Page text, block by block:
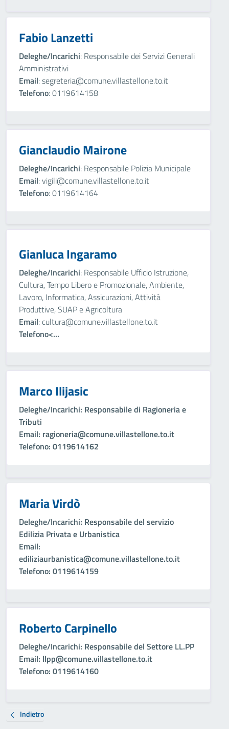
Fabio Lanzetti
Deleghe/Incarichi: Responsabile dei Servizi Generali
Amministrativi
Email: segreteria@comune.villastellone.to.it
Telefono: 0119614158
Gianclaudio Mairone
Deleghe/Incarichi: Responsabile Polizia Municipale
Email: vigili@comune.villastellone.to.it
Telefono: 0119614164
Gianluca Ingaramo
Deleghe/Incarichi: Responsabile Ufficio Istruzione,
Cultura, Tempo Libero e Promozionale, Ambiente,
Lavoro, Informatica, Assicurazioni, Attività
Produttive, SUAP e Agricoltura
Email: cultura@comune.villastellone.to.it
Telefono<...
Marco Ilijasic
Deleghe/Incarichi: Responsabile di Ragioneria e
Tributi
Email: ragioneria@comune.villastellone.to.it
Telefono: 0119614162
Maria Virdò
Deleghe/Incarichi: Responsabile del servizio
Edilizia Privata e Urbanistica
Email:
ediliziaurbanistica@comune.villastellone.to.it
Telefono: 0119614159
Roberto Carpinello
Deleghe/Incarichi: Responsabile del Settore LL.PP
Email: llpp@comune.villastellone.to.it
Telefono: 0119614160
Indietro